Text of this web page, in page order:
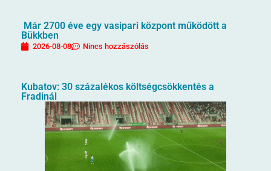
Már 2700 éve egy vasipari központ működött a
Bükkben
2026-08-08 Nincs hozzászólás
Kubatov: 30 százalékos költségcsökkentés a
Fradinál